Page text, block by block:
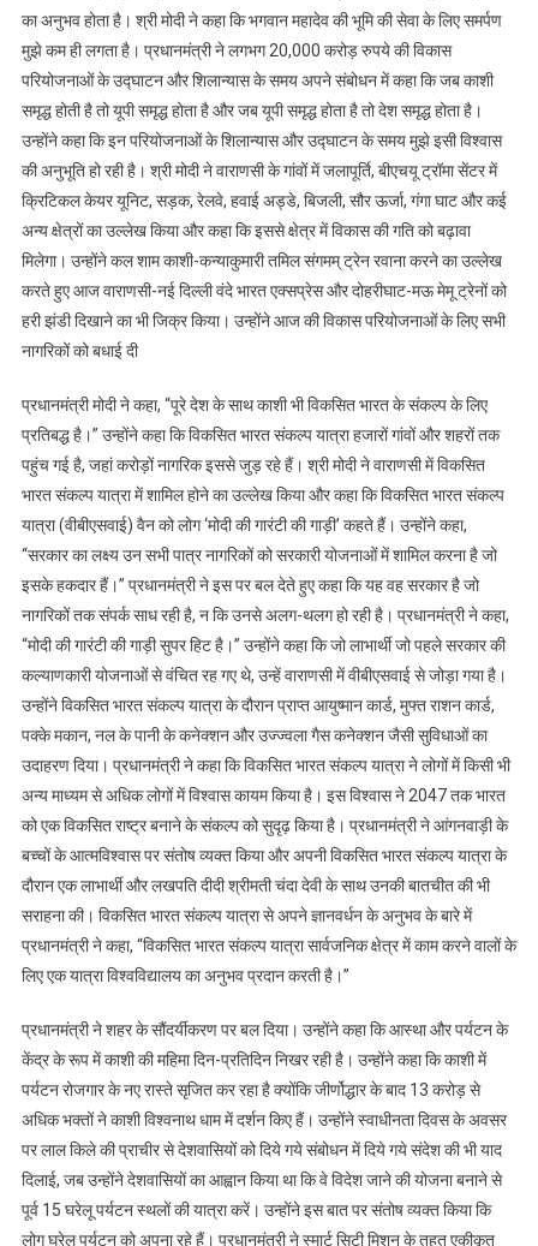
का अनुभव होता है। श्री मोदी ने कहा कि भगवान महादेव की भूमि की सेवा के लिए समर्पण
मुझे कम ही लगता है। प्रधानमंत्री ने लगभग 20,000 करोड़ रुपये की विकास
परियोजनाओं के उद्घाटन और शिलान्यास के समय अपने संबोधन में कहा कि जब काशी
समृद्ध होती है तो यूपी समृद्ध होता है और जब यूपी समृद्ध होता है तो देश समृद्ध होता है।
उन्होंने कहा कि इन परियोजनाओं के शिलान्यास और उद्घाटन के समय मुझे इसी विश्वास
की अनुभूति हो रही है। श्री मोदी ने वाराणसी के गांवों में जलापूर्ति, बीएचयू ट्रॉमा सेंटर में
क्रिटिकल केयर यूनिट, सड़क, रेलवे, हवाई अड्डे, बिजली, सौर ऊर्जा, गंगा घाट और कई
अन्य क्षेत्रों का उल्लेख किया और कहा कि इससे क्षेत्र में विकास की गति को बढ़ावा
मिलेगा। उन्होंने कल शाम काशी-कन्याकुमारी तमिल संगमम् ट्रेन रवाना करने का उल्लेख
करते हुए आज वाराणसी-नई दिल्ली वंदे भारत एक्सप्रेस और दोहरीघाट-मऊ मेमू ट्रेनों को
हरी झंडी दिखाने का भी जिक्र किया। उन्होंने आज की विकास परियोजनाओं के लिए सभी
नागरिकों को बधाई दी
प्रधानमंत्री मोदी ने कहा, “पूरे देश के साथ काशी भी विकसित भारत के संकल्प के लिए
प्रतिबद्ध है।” उन्होंने कहा कि विकसित भारत संकल्प यात्रा हजारों गांवों और शहरों तक
पहुंच गई है, जहां करोड़ों नागरिक इससे जुड़ रहे हैं। श्री मोदी ने वाराणसी में विकसित
भारत संकल्प यात्रा में शामिल होने का उल्लेख किया और कहा कि विकसित भारत संकल्प
यात्रा (वीबीएसवाई) वैन को लोग ‘मोदी की गारंटी की गाड़ी’ कहते हैं। उन्होंने कहा,
“सरकार का लक्ष्य उन सभी पात्र नागरिकों को सरकारी योजनाओं में शामिल करना है जो
इसके हकदार हैं।” प्रधानमंत्री ने इस पर बल देते हुए कहा कि यह वह सरकार है जो
नागरिकों तक संपर्क साध रही है, न कि उनसे अलग-थलग हो रही है। प्रधानमंत्री ने कहा,
“मोदी की गारंटी की गाड़ी सुपर हिट है।” उन्होंने कहा कि जो लाभार्थी जो पहले सरकार की
कल्याणकारी योजनाओं से वंचित रह गए थे, उन्हें वाराणसी में वीबीएसवाई से जोड़ा गया है।
उन्होंने विकसित भारत संकल्प यात्रा के दौरान प्राप्त आयुष्मान कार्ड, मुफ्त राशन कार्ड,
पक्के मकान, नल के पानी के कनेक्शन और उज्ज्वला गैस कनेक्शन जैसी सुविधाओं का
उदाहरण दिया। प्रधानमंत्री ने कहा कि विकसित भारत संकल्प यात्रा ने लोगों में किसी भी
अन्य माध्यम से अधिक लोगों में विश्वास कायम किया है। इस विश्वास ने 2047 तक भारत
को एक विकसित राष्ट्र बनाने के संकल्प को सुदृढ़ किया है। प्रधानमंत्री ने आंगनवाड़ी के
बच्चों के आत्मविश्वास पर संतोष व्यक्त किया और अपनी विकसित भारत संकल्प यात्रा के
दौरान एक लाभार्थी और लखपति दीदी श्रीमती चंदा देवी के साथ उनकी बातचीत की भी
सराहना की। विकसित भारत संकल्प यात्रा से अपने ज्ञानवर्धन के अनुभव के बारे में
प्रधानमंत्री ने कहा, “विकसित भारत संकल्प यात्रा सार्वजनिक क्षेत्र में काम करने वालों के
लिए एक यात्रा विश्वविद्यालय का अनुभव प्रदान करती है।”
प्रधानमंत्री ने शहर के सौंदर्यीकरण पर बल दिया। उन्होंने कहा कि आस्था और पर्यटन के
केंद्र के रूप में काशी की महिमा दिन-प्रतिदिन निखर रही है। उन्होंने कहा कि काशी में
पर्यटन रोजगार के नए रास्ते सृजित कर रहा है क्योंकि जीर्णोद्धार के बाद 13 करोड़ से
अधिक भक्तों ने काशी विश्वनाथ धाम में दर्शन किए हैं। उन्होंने स्वाधीनता दिवस के अवसर
पर लाल किले की प्राचीर से देशवासियों को दिये गये संबोधन में दिये गये संदेश की भी याद
दिलाई, जब उन्होंने देशवासियों का आह्वान किया था कि वे विदेश जाने की योजना बनाने से
पूर्व 15 घरेलू पर्यटन स्थलों की यात्रा करें। उन्होंने इस बात पर संतोष व्यक्त किया कि
लोग घरेलू पर्यटन को अपना रहे हैं। प्रधानमंत्री ने स्मार्ट सिटी मिशन के तहत एकीकृत